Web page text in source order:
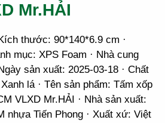
Mr.HẢI
thước: 90*140*6.9 cm ·
mục: XPS Foam · Nhà cung
sản xuất: 2025-03-18 · Chất
lá · Tên sản phẩm: Tấm xốp
VLXD Mr.HẢI · Nhà sản xuất:
nhựa Tiến Phong · Xuất xứ: Việt